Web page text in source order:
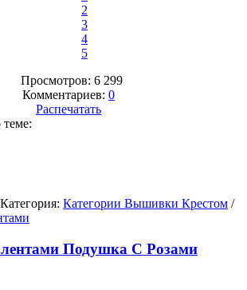
2
3
4
5
Просмотров: 6 299
Комментариев: 0
Распечатать
Категории Вышивки Крестом /
Подушка С Розами